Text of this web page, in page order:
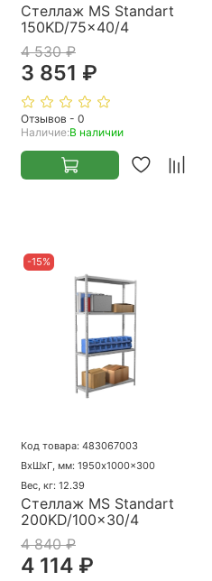
Стеллаж MS Standart
150KD/75x40/4
4 530 ₽
3 851 ₽
Отзывов - 0
Наличие:В наличии
-15%
Код товара: 483067003
ВхШхГ, мм: 1950x1000x300
Вес, кг: 12.39
Стеллаж MS Standart
200KD/100x30/4
4 840 ₽
4 114 ₽